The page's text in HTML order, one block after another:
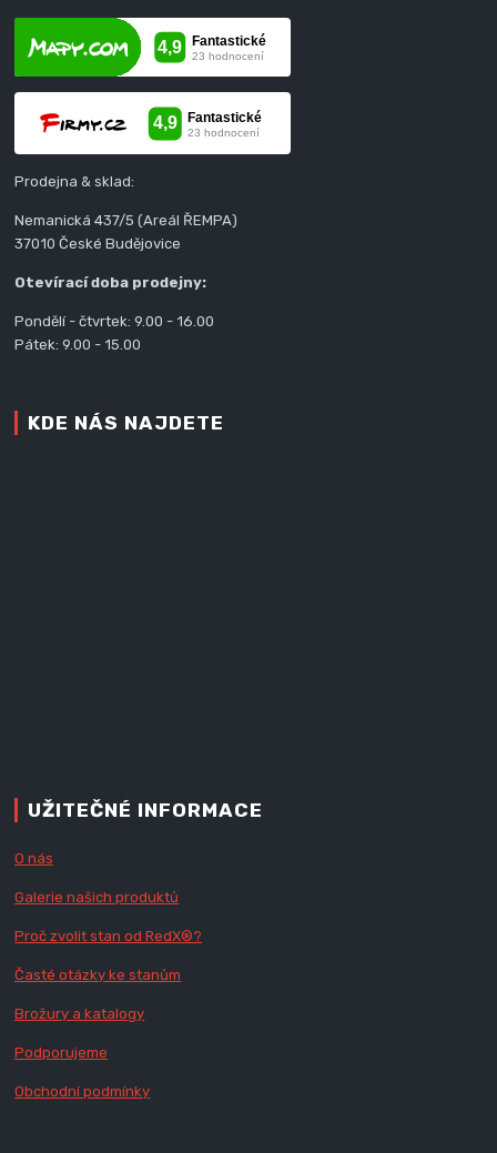
Prodejna & sklad:
Nemanická 437/5 (Areál ŘEMPA)
37010 České Budějovice
Otevírací doba prodejny:
Pondělí - čtvrtek: 9.00 - 16.00
Pátek: 9.00 - 15.00
KDE NÁS NAJDETE
UŽITEČNÉ INFORMACE
O nás
Galerie našich produktů
Proč zvolit stan od RedX®?
Časté otázky ke stanům
Brožury a katalogy
Podporujeme
Obchodní podmínky